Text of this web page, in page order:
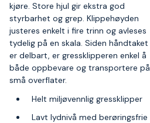
kjøre. Store hjul gir ekstra god
styrbarhet og grep. Klippehøyden
justeres enkelt i fire trinn og avleses
tydelig på en skala. Siden håndtaket
er delbart, er gressklipperen enkel å
både oppbevare og transportere på
små overflater.
Helt miljøvennlig gressklipper
Lavt lydnivå med berøringsfrie